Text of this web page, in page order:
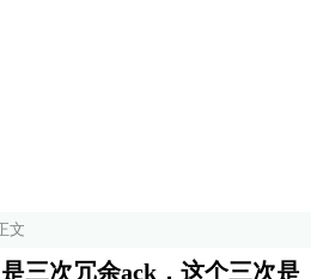
文
三次冗余ack，这个三次是